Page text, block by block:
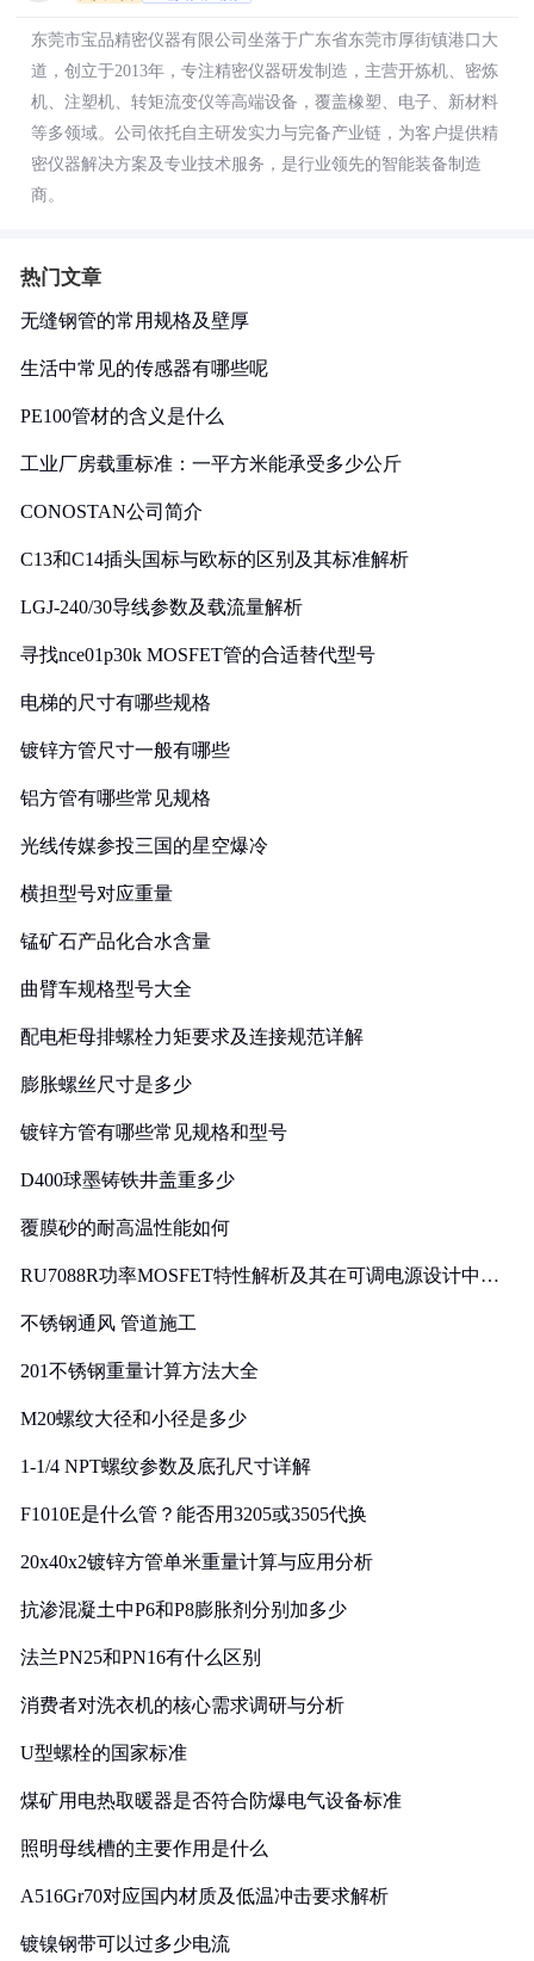
东莞市宝品精密仪器有限公司坐落于广东省东莞市厚街镇港口大
道，创立于2013年，专注精密仪器研发制造，主营开炼机、密炼
机、注塑机、转矩流变仪等高端设备，覆盖橡塑、电子、新材料
等多领域。公司依托自主研发实力与完备产业链，为客户提供精
密仪器解决方案及专业技术服务，是行业领先的智能装备制造
商。
热门文章
无缝钢管的常用规格及壁厚
生活中常见的传感器有哪些呢
PE100管材的含义是什么
工业厂房载重标准：一平方米能承受多少公斤
CONOSTAN公司简介
C13和C14插头国标与欧标的区别及其标准解析
LGJ-240/30导线参数及载流量解析
寻找nce01p30k MOSFET管的合适替代型号
电梯的尺寸有哪些规格
镀锌方管尺寸一般有哪些
铝方管有哪些常见规格
光线传媒参投三国的星空爆冷
横担型号对应重量
锰矿石产品化合水含量
曲臂车规格型号大全
配电柜母排螺栓力矩要求及连接规范详解
膨胀螺丝尺寸是多少
镀锌方管有哪些常见规格和型号
D400球墨铸铁井盖重多少
覆膜砂的耐高温性能如何
RU7088R功率MOSFET特性解析及其在可调电源设计中的
不锈钢通风 管道施工
201不锈钢重量计算方法大全
M20螺纹大径和小径是多少
1-1/4 NPT螺纹参数及底孔尺寸详解
F1010E是什么管？能否用3205或3505代换
20x40x2镀锌方管单米重量计算与应用分析
抗渗混凝土中P6和P8膨胀剂分别加多少
法兰PN25和PN16有什么区别
消费者对洗衣机的核心需求调研与分析
U型螺栓的国家标准
煤矿用电热取暖器是否符合防爆电气设备标准
照明母线槽的主要作用是什么
A516Gr70对应国内材质及低温冲击要求解析
镀镍钢带可以过多少电流